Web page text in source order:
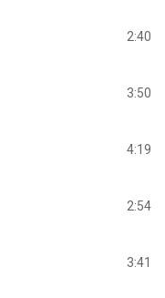
2:40
3:50
4:19
2:54
3:41